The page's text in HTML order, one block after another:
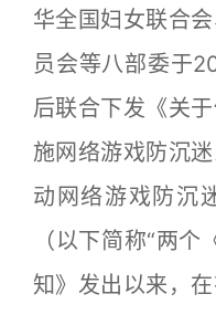
华全国妇女联合
员会等八部委于
后联合下发《关
施网络游戏防沉
动网络游戏防沉
（以下简称“两
知》发出以来，